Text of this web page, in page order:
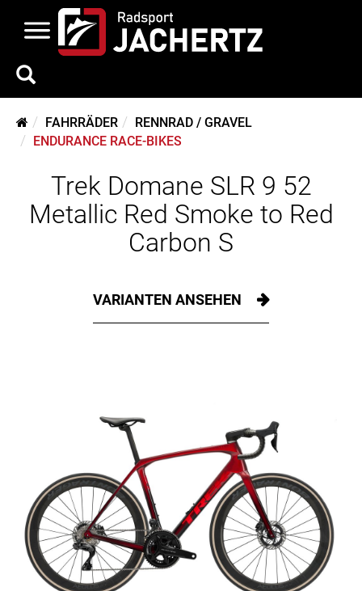
FAHRRÄDER
RENNRAD / GRAVEL
ENDURANCE RACE-BIKES
Trek Domane SLR 9 52
Metallic Red Smoke to Red
Carbon S
VARIANTEN ANSEHEN